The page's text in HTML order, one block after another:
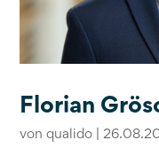
Florian
vonqualido |